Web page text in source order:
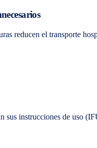
reducen el transporte
sus instrucciones de uso